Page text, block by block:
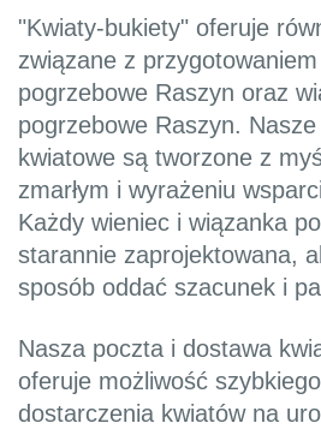
"Kwiaty-bukiety" oferuje
związane z
pogrzebowe Raszyn oraz
pogrzebowe Raszyn.
kwiatowe są tworzone z
zmarłym i wyrażeniu
Każdy wieniec i wiązanka
starannie zaprojektowana,
sposób oddać szacunek i
Nasza poczta i dostawa
oferuje możliwość
dostarczenia kwiatów na